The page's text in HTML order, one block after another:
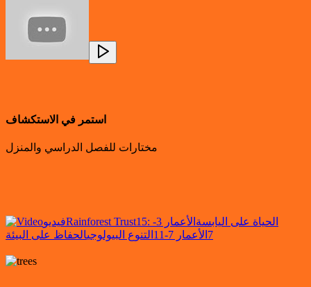
استمر في الاستكشاف
مختارات للفصل الدراسي والمنزل
فيديوRainforest Trust 15: الحياة على اليابسة
الأعمار 3-
7 الأعمار 7-11 التنوع البيولوجيالحفاظ على البيئة